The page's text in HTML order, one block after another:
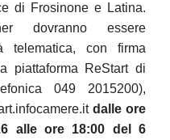
di Frosinone e Latina.
dovranno essere
telematica, con firma
piattaforma ReStart di
049 2015200),
dalle ore
alle ore 18:00 del 6